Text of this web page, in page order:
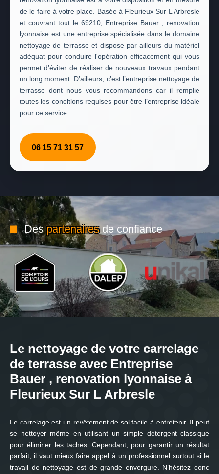
de le faire à votre place. Basée à Fleurieux Sur L Arbresle
et couvrant tout le 69210, Entreprise Bauer , renovation
lyonnaise est une entreprise spécialisée dans le domaine
nettoyage de terrasse et dispose par ailleurs du matériel
adéquat pour conduire l'opération efficacement qui vous
permet d’éviter de réaliser de nouveaux travaux pendant
un long moment. D’ailleurs, c’est l’entreprise nettoyage de
terrasse dont nous vous recommandons car il remplie
toutes les conditions requises pour être l’entreprise idéale
pour ce service.
06 15 71 31 57
Despartenairesde confiance
Le nettoyage de votre carrelage
de terrasse avec Entreprise
Bauer , renovation lyonnaise à
Fleurieux Sur L Arbresle
Le carrelage est un revêtement de sol facile à entretenir. Il peut
se nettoyer même en utilisant un simple détergent classique
pour éliminer les taches. Cependant, pour garantir un résultat
parfait, il vaut mieux faire appel à un professionnel surtout si le
travail de nettoyage est de grande envergure. N’hésitez donc